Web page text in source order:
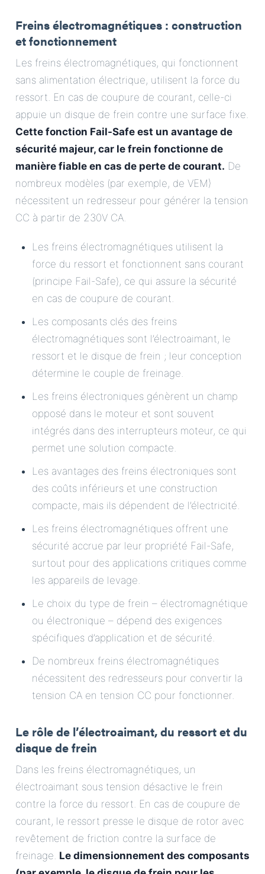
Freins électromagnétiques : construction
et fonctionnement
Les freins électromagnétiques, qui fonctionnent
sans alimentation électrique, utilisent la force du
ressort. En cas de coupure de courant, celle-ci
appuie un disque de frein contre une surface fixe.
Cette fonction Fail-Safe est un avantage de
sécurité majeur, car le frein fonctionne de
manière fiable en cas de perte de courant. De
nombreux modèles (par exemple, de VEM)
nécessitent un redresseur pour générer la tension
CC à partir de 230V CA.
Les freins électromagnétiques utilisent la
force du ressort et fonctionnent sans courant
(principe Fail-Safe), ce qui assure la sécurité
en cas de coupure de courant.
Les composants clés des freins
électromagnétiques sont l’électroaimant, le
ressort et le disque de frein ; leur conception
détermine le couple de freinage.
Les freins électroniques génèrent un champ
opposé dans le moteur et sont souvent
intégrés dans des interrupteurs moteur, ce qui
permet une solution compacte.
Les avantages des freins électroniques sont
des coûts inférieurs et une construction
compacte, mais ils dépendent de l’électricité.
Les freins électromagnétiques offrent une
sécurité accrue par leur propriété Fail-Safe,
surtout pour des applications critiques comme
les appareils de levage.
Le choix du type de frein – électromagnétique
ou électronique – dépend des exigences
spécifiques d’application et de sécurité.
De nombreux freins électromagnétiques
nécessitent des redresseurs pour convertir la
tension CA en tension CC pour fonctionner.
Le rôle de l’électroaimant, du ressort et du
disque de frein
Dans les freins électromagnétiques, un
électroaimant sous tension désactive le frein
contre la force du ressort. En cas de coupure de
courant, le ressort presse le disque de rotor avec
revêtement de friction contre la surface de
freinage. Le dimensionnement des composants